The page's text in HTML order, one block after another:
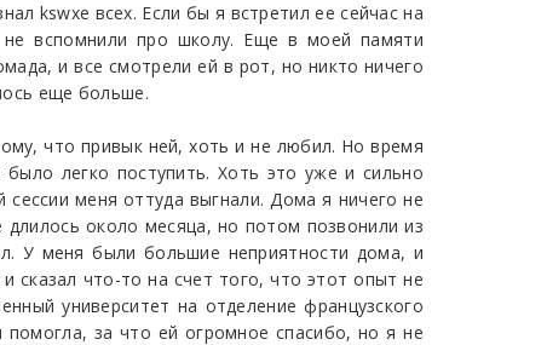
kswxe всех. Если бы я встретил ее сейчас на
вспомнили про школу. Еще в моей памяти
и все смотрели ей в рот, но никто ничего
еще больше.
что привык ней, хоть и не любил. Но время
легко поступить. Хоть это уже и сильно
меня оттуда выгнали. Дома я ничего не
около месяца, но потом позвонили из
У меня были большие неприятности дома, и
сказал что-то на счет того, что этот опыт не
университет на отделение французского
за что ей огромное спасибо, но я не